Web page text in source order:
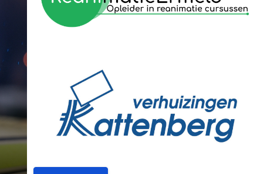
NIEUWS NIEUWS HARDERWIJK
Harderwijk wil lokale
met nieuw
reanimatie ermelo